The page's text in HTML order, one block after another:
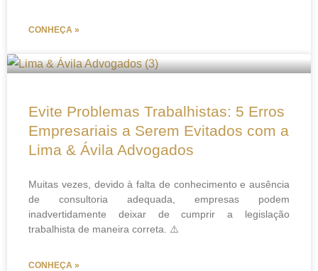
CONHEÇA »
Evite Problemas Trabalhistas: 5 Erros
Empresariais a Serem Evitados com a
Lima & Ávila Advogados
Muitas vezes, devido à falta de conhecimento e ausência
de consultoria adequada, empresas podem
inadvertidamente deixar de cumprir a legislação
trabalhista de maneira correta. ⚠️
CONHEÇA »